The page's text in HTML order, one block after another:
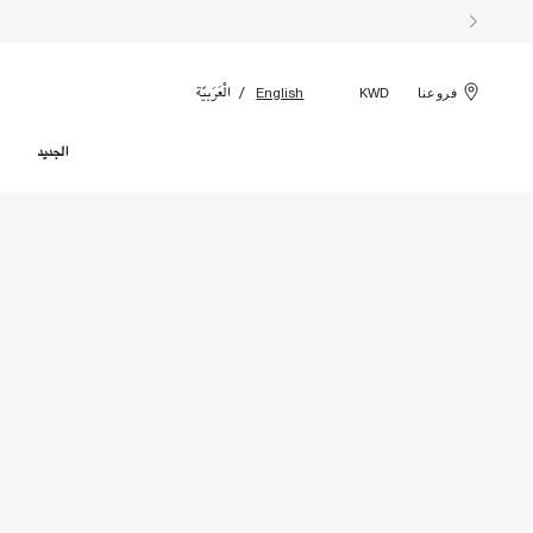
فروعنا KWD
English الْعَرَبيّة
الجديد